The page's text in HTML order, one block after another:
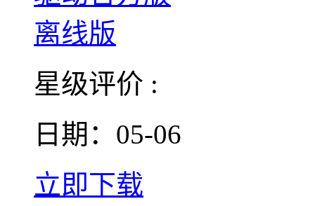
星级评价 :
日期：05-06
立即下载